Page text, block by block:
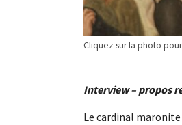
Cliquez sur la photo
Interview – propos
Le cardinal maronite